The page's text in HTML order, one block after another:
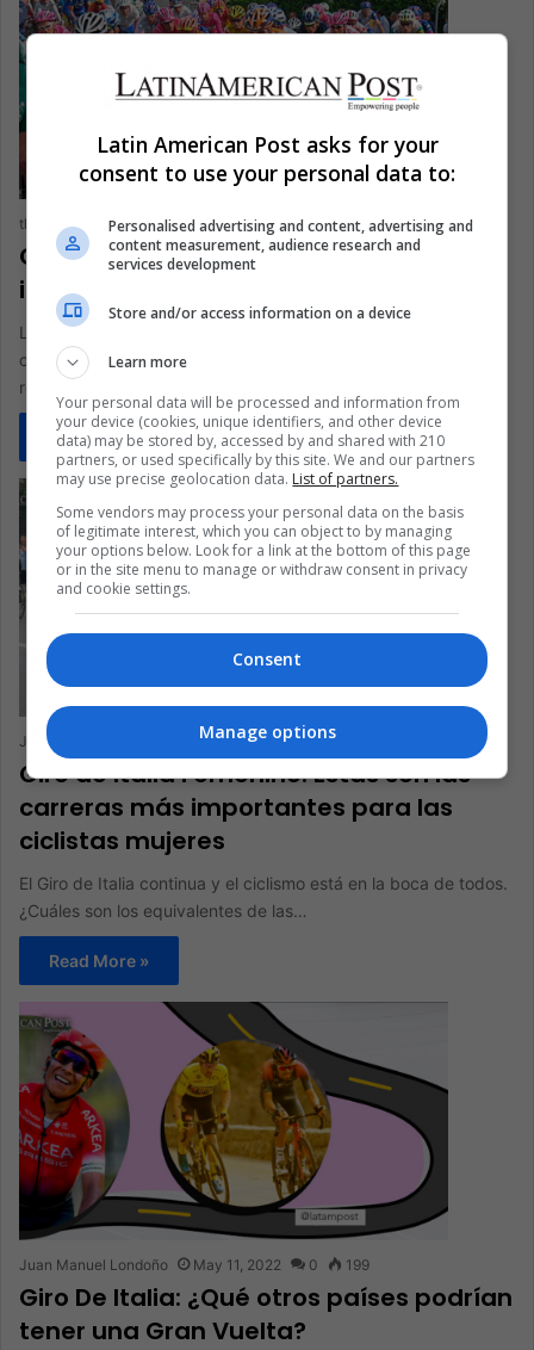
theoscarjr May 24, 2022 0 237
Giro de Italia: 5 accidentes que
impactaron el mundo del ciclismo
Los ciclistas también son propensos a sufrir percances en
competiciones de alto rendimiento. En esta ocasión,
recordamos 5 accidentes que…
Read More »
Juan Manuel Londoño May 16, 2022 0
Giro de Italia Femenino: Estas son las
carreras más importantes para las
ciclistas mujeres
El Giro de Italia continua y el ciclismo está en la boca de todos.
¿Cuáles son los equivalentes de las…
Read More »
Juan Manuel Londoño May 11, 2022 0 199
Giro De Italia: ¿Qué otros países podrían
tener una Gran Vuelta?
Latin American Post asks for your
consent to use your personal data to:
Personalised advertising and content, advertising and
content measurement, audience research and
services development
Store and/or access information on a device
Learn more
Your personal data will be processed and information from
your device (cookies, unique identifiers, and other device
data) may be stored by, accessed by and shared with 210
partners, or used specifically by this site. We and our partners
may use precise geolocation data. List of partners.
Some vendors may process your personal data on the basis
of legitimate interest, which you can object to by managing
your options below. Look for a link at the bottom of this page
or in the site menu to manage or withdraw consent in privacy
and cookie settings.
Consent
Manage options